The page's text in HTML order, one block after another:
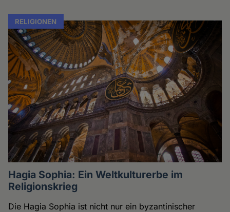
RELIGIONEN
Hagia Sophia: Ein Weltkulturerbe im
Religionskrieg
Die Hagia Sophia ist nicht nur ein byzantinischer